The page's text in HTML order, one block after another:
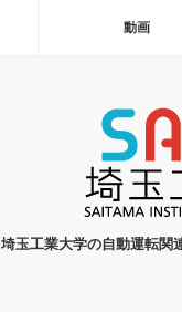
動画
埼玉工業大学の自動運転関